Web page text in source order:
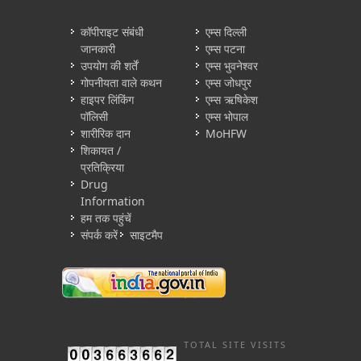
कॉपीराइट संबंधी
जानकारी
उपयोग की शर्तें
गोपनीयता वाले कथन
हाइपर लिंकिंग
पॉलिसी
शारीरिक दान
शिकायत /
प्रतिक्रिया
Drug
Information
हम तक पहुंचें
संपर्क करें
साइटमैप
एम्स दिल्ली
एम्स पटना
एम्स भुवनेश्वर
एम्स जोधपुर
एम्स ऋषिकेश
एम्स भोपाल
MoHFW
TOTAL SITE VISITS